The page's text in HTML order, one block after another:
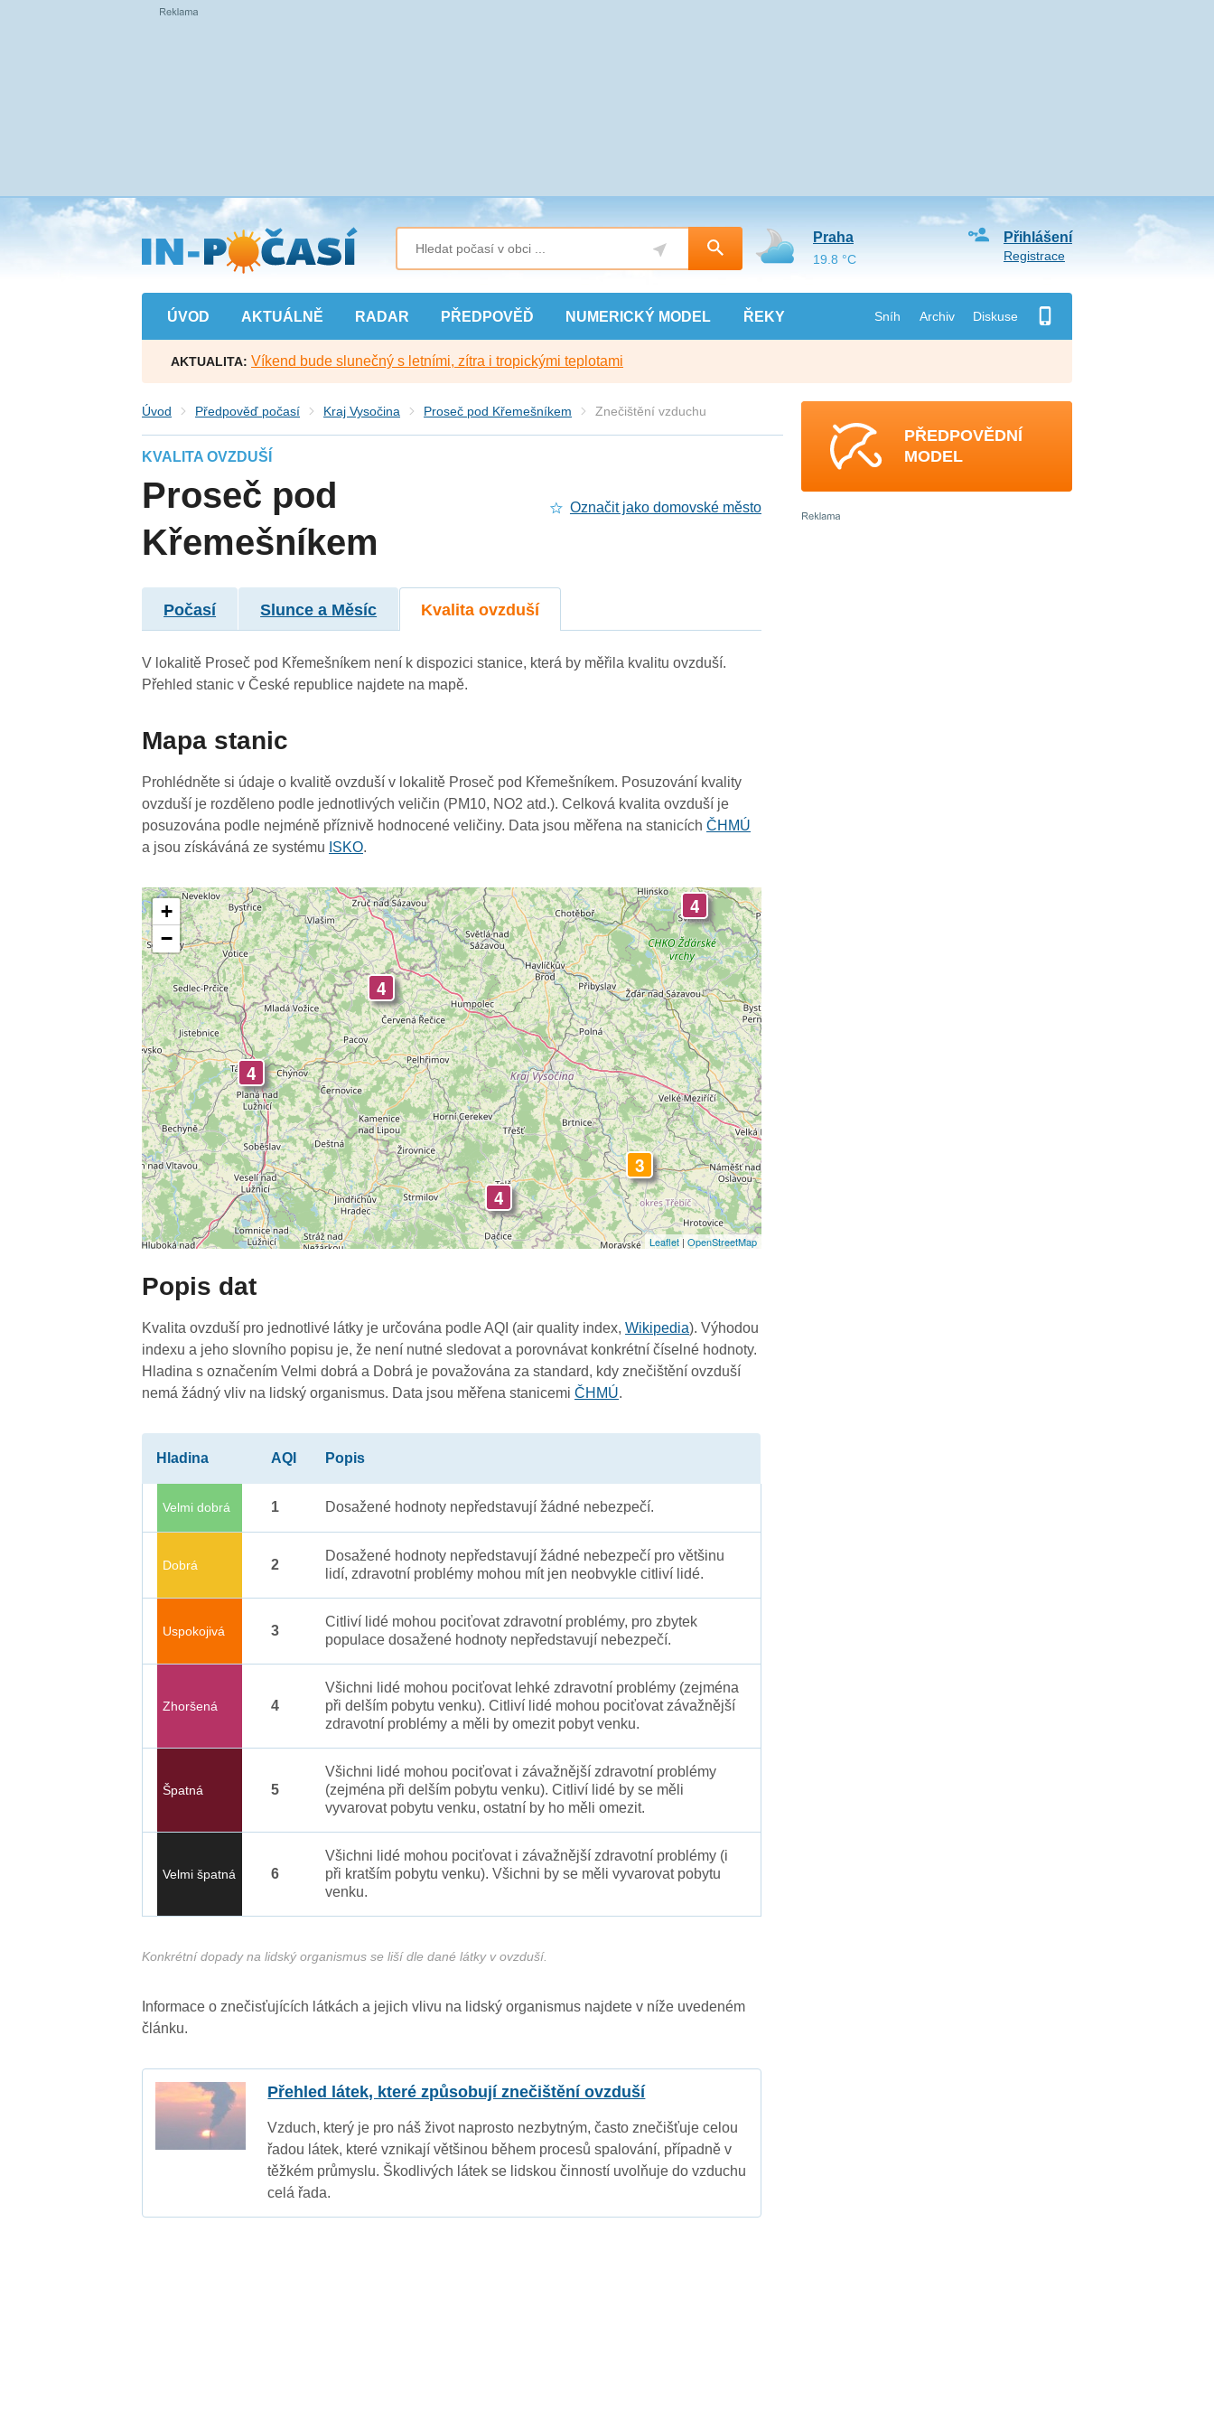
Přejít
na
hlavní
obsah
ÚVOD AKTUÁLNĚ RADAR PŘEDPOVĚĎ NUMERICKÝ MODEL ŘEKY Sníh Archiv Diskuse
Přihlášení
Registrace
Praha
19.8 °C
AKTUALITA: Víkend bude slunečný s letními, zítra i tropickými teplotami
Úvod Předpověď počasí Kraj Vysočina Proseč pod Křemešníkem Znečištění vzduchu
KVALITA OVZDUŠÍ
Proseč pod
Křemešníkem
Označit jako domovské město
Počasí Slunce a Měsíc Kvalita ovzduší
V lokalitě Proseč pod Křemešníkem není k dispozici stanice, která by měřila kvalitu ovzduší.
Přehled stanic v České republice najdete na mapě.
Mapa stanic
Prohlédněte si údaje o kvalitě ovzduší v lokalitě Proseč pod Křemešníkem. Posuzování kvality
ovzduší je rozděleno podle jednotlivých veličin (PM10, NO2 atd.). Celková kvalita ovzduší je
posuzována podle nejméně příznivě hodnocené veličiny. Data jsou měřena na stanicíchČHMÚ
a jsou získáváná ze systému ISKO.
4
3
4
4
4
4
4
44 4
4
4
4
0
4
4
4
3
+
−
Leaflet| OpenStreetMap
Popis dat
Kvalita ovzduší pro jednotlivé látky je určována podle AQI (air quality index,Wikipedia). Výhodou
indexu a jeho slovního popisu je, že není nutné sledovat a porovnávat konkrétní číselné hodnoty.
Hladina s označením Velmi dobrá a Dobrá je považována za standard, kdy znečištění ovzduší
nemá žádný vliv na lidský organismus. Data jsou měřena stanicemiČHMÚ.
Hladina AQI Popis
Velmi dobrá 1 Dosažené hodnoty nepředstavují žádné nebezpečí.
Dobrá 2
Dosažené hodnoty nepředstavují žádné nebezpečí pro většinu
lidí, zdravotní problémy mohou mít jen neobvykle citliví lidé.
Uspokojivá 3
Citliví lidé mohou pociťovat zdravotní problémy, pro zbytek
populace dosažené hodnoty nepředstavují nebezpečí.
Zhoršená 4
Všichni lidé mohou pociťovat lehké zdravotní problémy (zejména
při delším pobytu venku). Citliví lidé mohou pociťovat závažnější
zdravotní problémy a měli by omezit pobyt venku.
Špatná 5
Všichni lidé mohou pociťovat i závažnější zdravotní problémy
(zejména při delším pobytu venku). Citliví lidé by se měli
vyvarovat pobytu venku, ostatní by ho měli omezit.
Velmi špatná 6
Všichni lidé mohou pociťovat i závažnější zdravotní problémy (i
při kratším pobytu venku). Všichni by se měli vyvarovat pobytu
venku.
Konkrétní dopady na lidský organismus se liší dle dané látky v ovzduší.
Informace o znečisťujících látkách a jejich vlivu na lidský organismus najdete v níže uvedeném
článku.
Přehled látek, které způsobují znečištění ovzduší
Vzduch, který je pro náš život naprosto nezbytným, často znečišťuje celou
řadou látek, které vznikají většinou během procesů spalování, případně v
těžkém průmyslu. Škodlivých látek se lidskou činností uvolňuje do vzduchu
celá řada.
PŘEDPOVĚDNÍ
MODEL